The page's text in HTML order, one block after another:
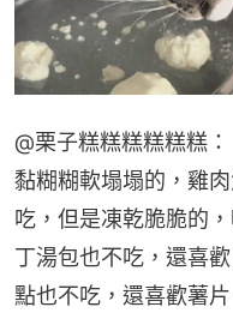
@栗子糕糕糕糕糕糕
黏糊糊軟塌塌的，雞
吃，但是凍乾脆脆的
丁湯包也不吃，還喜
點也不吃，還喜歡薯片